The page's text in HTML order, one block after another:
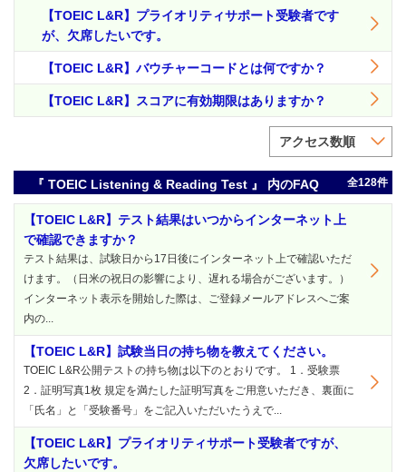
【TOEIC L&R】プライオリティサポート受験者です
が、欠席したいです。
【TOEIC L&R】バウチャーコードとは何ですか？
【TOEIC L&R】スコアに有効期限はありますか？
アクセス数順
『 TOEIC Listening & Reading Test 』 内のFAQ 全128件
【TOEIC L&R】テスト結果はいつからインターネット上
で確認できますか？
テスト結果は、試験日から17日後にインターネット上で確認いただ
けます。（日米の祝日の影響により、遅れる場合がございます。）
インターネット表示を開始した際は、ご登録メールアドレスへご案
内の...
【TOEIC L&R】試験当日の持ち物を教えてください。
TOEIC L&R公開テストの持ち物は以下のとおりです。 1．受験票
2．証明写真1枚 規定を満たした証明写真をご用意いただき、裏面に
「氏名」と「受験番号」をご記入いただいたうえで...
【TOEIC L&R】プライオリティサポート受験者ですが、
欠席したいです。